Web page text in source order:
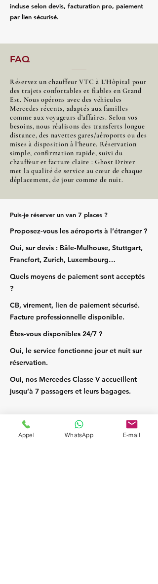
incluse selon devis, facturation pro, paiement
par lien sécurisé.
FAQ
Réservez un chauffeur VTC à L'Hôpital pour
des trajets confortables et fiables en Grand
Est. Nous opérons avec des véhicules
Mercedes récents, adaptés aux familles
comme aux voyageurs d’affaires. Selon vos
besoins, nous réalisons des transferts longue
distance, des navettes gares/aéroports ou des
mises à disposition à l’heure. Réservation
simple, confirmation rapide, suivi du
chauffeur et facture claire : Ghost Driver
met la qualité de service au cœur de chaque
déplacement, de jour comme de nuit.
Puis‑je réserver un van 7 places ?
Proposez‑vous les aéroports à l’étranger ?
Oui, sur devis : Bâle‑Mulhouse, Stuttgart,
Francfort, Zurich, Luxembourg…
Quels moyens de paiement sont acceptés
?
CB, virement, lien de paiement sécurisé.
Facture professionnelle disponible.
Êtes‑vous disponibles 24/7 ?
Oui, le service fonctionne jour et nuit sur
réservation.
Oui, nos Mercedes Classe V accueillent
jusqu’à 7 passagers et leurs bagages.
Appel WhatsApp E-mail